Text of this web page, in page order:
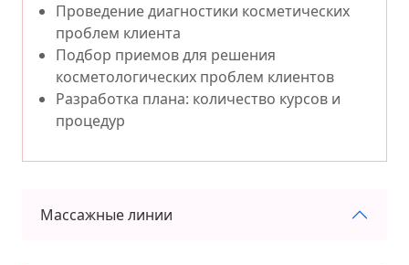
Проведение диагностики косметических
проблем клиента
Подбор приемов для решения
косметологических проблем клиентов
Разработка плана: количество курсов и
процедур
Массажные линии